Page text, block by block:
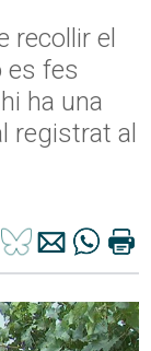
recollir el
es fes
ha una
registrat al